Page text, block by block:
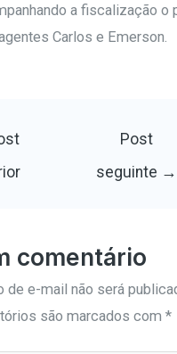
a fiscalização o
Carlos e Emerson.
Post
seguinte →
comentário
de e-mail não será
são marcados com *